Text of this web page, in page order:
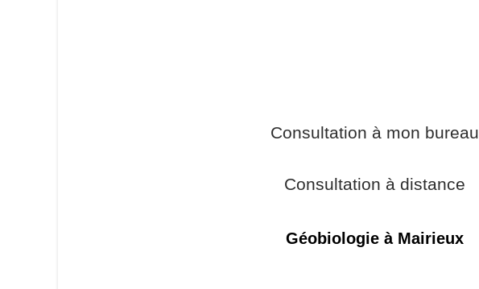
Consultation à mon bureau
Consultation à distance
Géobiologie à Mairieux